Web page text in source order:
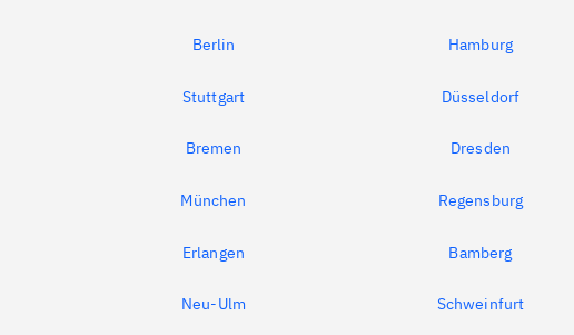
Berlin Hamburg
Stuttgart Düsseldorf
Bremen Dresden
München Regensburg
Erlangen Bamberg
Neu-Ulm Schweinfurt